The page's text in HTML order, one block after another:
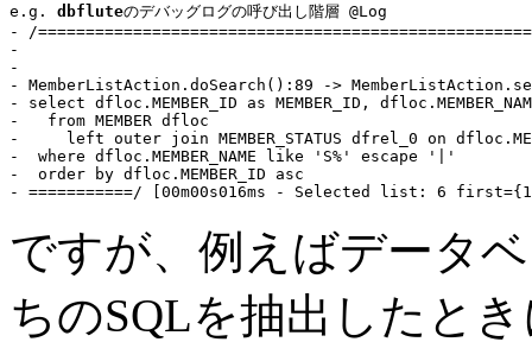
e.g. dbfluteのデバッグログの呼び出し階層 @Log
- /
-
-
- MemberListAction.doSearch():89 ->
- select dfloc.MEMBER_ID as MEMBER_ID,
- from MEMBER dfloc
- left outer join MEMBER_STATUS dfrel_0 on
- where dfloc.MEMBER_NAME like 'S%' escape
'|'
- order by dfloc.MEMBER_ID asc
ですが、例えばデータ
ちのSQLを抽出したと